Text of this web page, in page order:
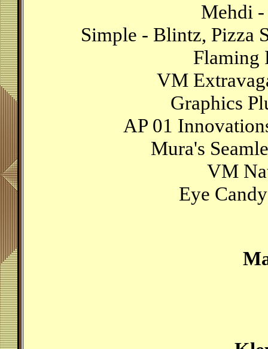
Mehdi
Simple - Blintz, Pizza
Flaming
VM
Graphics
AP 01
Mura's
VM
Eye